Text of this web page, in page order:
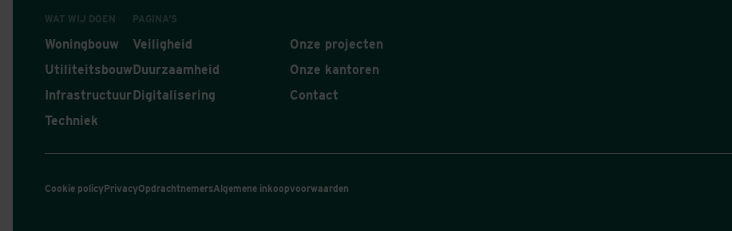
WAT WIJ DOEN
Woningbouw
Utiliteitsbouw
Infrastructuur
Techniek
PAGINA'S
Veiligheid
Duurzaamheid
Digitalisering
Onze projecten
Onze kantoren
Contact
Cookie policyPrivacyOpdrachtnemersAlgemene inkoopvoorwaarden